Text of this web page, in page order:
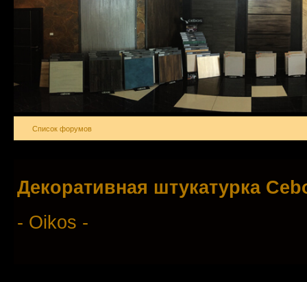
Список форумов
Декоративная штукатурка
- Oikos -